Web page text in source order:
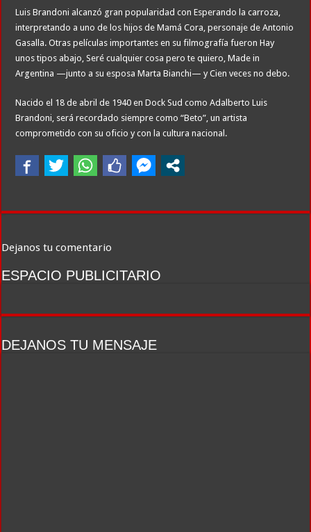
Luis Brandoni alcanzó gran popularidad con Esperando la carroza,
interpretando a uno de los hijos de Mamá Cora, personaje de Antonio
Gasalla. Otras películas importantes en su filmografía fueron Hay
unos tipos abajo, Seré cualquier cosa pero te quiero, Made in
Argentina —junto a su esposa Marta Bianchi— y Cien veces no debo.
Nacido el 18 de abril de 1940 en Dock Sud como Adalberto Luis
Brandoni, será recordado siempre como “Beto”, un artista
comprometido con su oficio y con la cultura nacional.
Dejanos tu comentario
ESPACIO PUBLICITARIO
DEJANOS TU MENSAJE